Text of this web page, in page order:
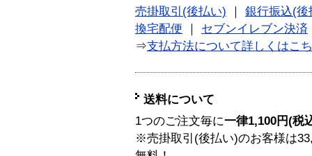
売掛取引(後払い)
銀行振込(後
換宅配便
セブンイレブン決済
⇒支払方法について詳しくはこ
送料について
1つのご注文毎に一律1,100円(税
※売掛取引(後払い)のお客様は